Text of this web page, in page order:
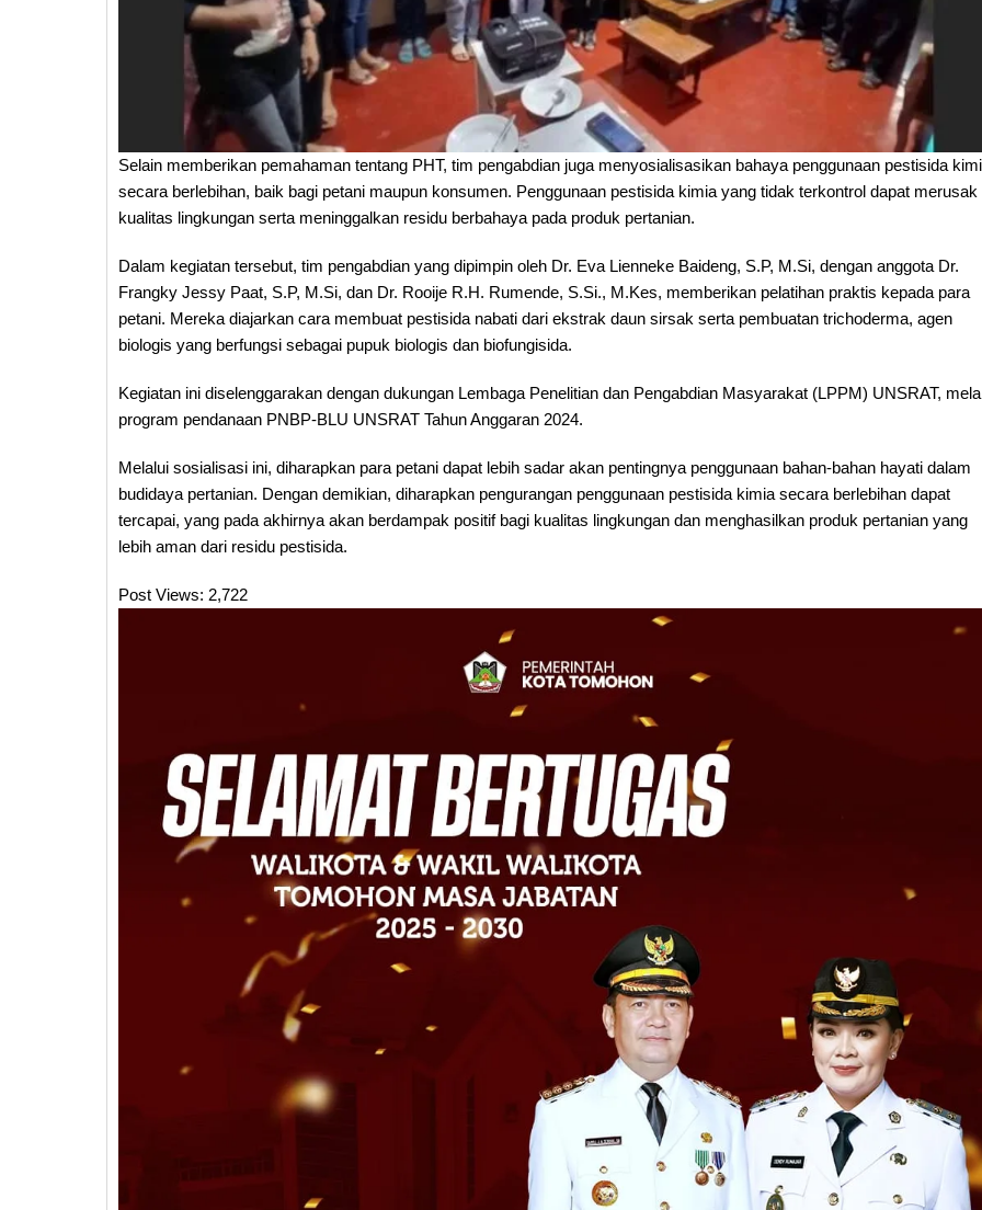
Selain memberikan pemahaman tentang PHT, tim pengabdian juga menyosialisasikan bahaya penggunaan pestisida
secara berlebihan, baik bagi petani maupun konsumen. Penggunaan pestisida kimia yang tidak terkontrol dapat merusak
kualitas lingkungan serta meninggalkan residu berbahaya pada produk pertanian.
Dalam kegiatan tersebut, tim pengabdian yang dipimpin oleh Dr. Eva Lienneke Baideng, S.P, M.Si, dengan anggota Dr.
Frangky Jessy Paat, S.P, M.Si, dan Dr. Rooije R.H. Rumende, S.Si., M.Kes, memberikan pelatihan praktis kepada para
petani. Mereka diajarkan cara membuat pestisida nabati dari ekstrak daun sirsak serta pembuatan trichoderma, agen
biologis yang berfungsi sebagai pupuk biologis dan biofungisida.
Kegiatan ini diselenggarakan dengan dukungan Lembaga Penelitian dan Pengabdian Masyarakat (LPPM) UNSRAT,
program pendanaan PNBP-BLU UNSRAT Tahun Anggaran 2024.
Melalui sosialisasi ini, diharapkan para petani dapat lebih sadar akan pentingnya penggunaan bahan-bahan hayati dalam
budidaya pertanian. Dengan demikian, diharapkan pengurangan penggunaan pestisida kimia secara berlebihan dapat
tercapai, yang pada akhirnya akan berdampak positif bagi kualitas lingkungan dan menghasilkan produk pertanian yang
lebih aman dari residu pestisida.
Post Views: 2,722